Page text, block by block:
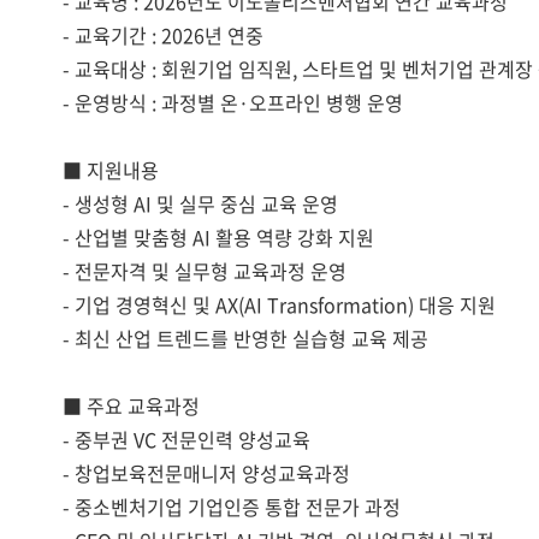
- 교육기간 : 2026년 연중
- 교육대상 : 회원기업 임직원, 스타트업 및 벤처기업 관계장
- 운영방식 : 과정별 온·오프라인 병행 운영
■ 지원내용
- 생성형 AI 및 실무 중심 교육 운영
- 산업별 맞춤형 AI 활용 역량 강화 지원
- 전문자격 및 실무형 교육과정 운영
- 기업 경영혁신 및 AX(AI Transformation) 대응 지원
- 최신 산업 트렌드를 반영한 실습형 교육 제공
■ 주요 교육과정
- 중부권 VC 전문인력 양성교육
- 창업보육전문매니저 양성교육과정
- 중소벤처기업 기업인증 통합 전문가 과정